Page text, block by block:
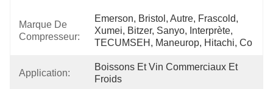
Marque De
Compresseur:
Emerson, Bristol, Autre, Frascold,
Xumei, Bitzer, Sanyo, Interprète,
TECUMSEH, Maneurop, Hitachi, Co
Application:
Boissons Et Vin Commerciaux Et
Froids